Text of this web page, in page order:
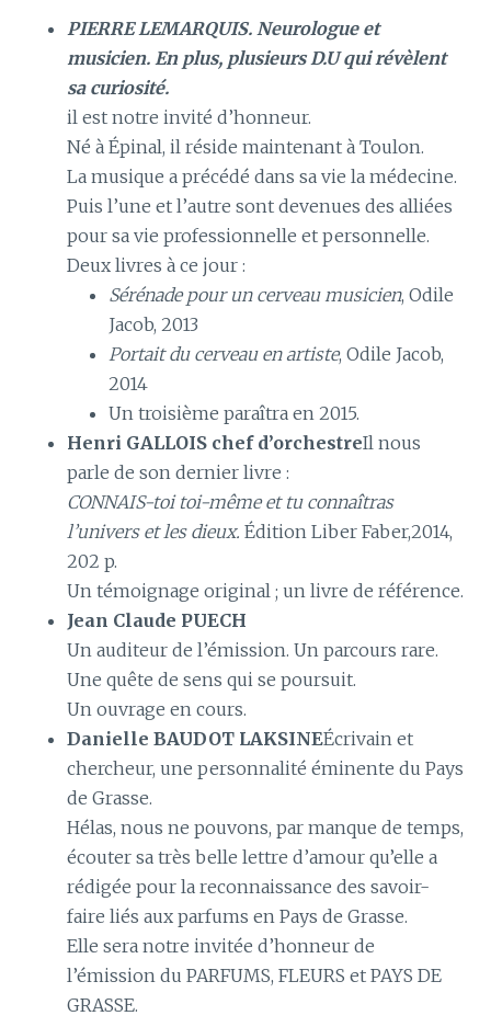
PIERRE LEMARQUIS. Neurologue et
musicien. En plus, plusieurs D.U qui révèlent
sa curiosité.
il est notre invité d’honneur.
Né à Épinal, il réside maintenant à Toulon.
La musique a précédé dans sa vie la médecine.
Puis l’une et l’autre sont devenues des alliées
pour sa vie professionnelle et personnelle.
Deux livres à ce jour :
Sérénade pour un cerveau musicien, Odile
Jacob, 2013
Portait du cerveau en artiste, Odile Jacob,
2014
Un troisième paraîtra en 2015.
Henri GALLOIS chef d’orchestreIl nous
parle de son dernier livre :
CONNAIS-toi toi-même et tu connaîtras
l’univers et les dieux. Édition Liber Faber,2014,
202 p.
Un témoignage original ; un livre de référence.
Jean Claude PUECH
Un auditeur de l’émission. Un parcours rare.
Une quête de sens qui se poursuit.
Un ouvrage en cours.
Danielle BAUDOT LAKSINEÉcrivain et
chercheur, une personnalité éminente du Pays
de Grasse.
Hélas, nous ne pouvons, par manque de temps,
écouter sa très belle lettre d’amour qu’elle a
rédigée pour la reconnaissance des savoir-
faire liés aux parfums en Pays de Grasse.
Elle sera notre invitée d’honneur de
l’émission du PARFUMS, FLEURS et PAYS DE
GRASSE.